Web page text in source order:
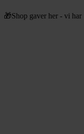
til
🎁Shop gaver her - vi har